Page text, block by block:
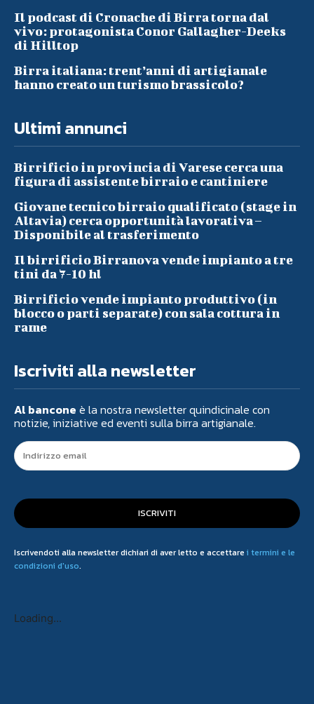
Il podcast di Cronache di Birra torna dal
vivo: protagonista Conor Gallagher-Deeks
di Hilltop
Birra italiana: trent’anni di artigianale
hanno creato un turismo brassicolo?
Ultimi annunci
Birrificio in provincia di Varese cerca una
figura di assistente birraio e cantiniere
Giovane tecnico birraio qualificato (stage in
Altavia) cerca opportunità lavorativa –
Disponibile al trasferimento
Il birrificio Birranova vende impianto a tre
tini da 7-10 hl
Birrificio vende impianto produttivo (in
blocco o parti separate) con sala cottura in
rame
Iscriviti alla newsletter
Al bancone è la nostra newsletter quindicinale con
notizie, iniziative ed eventi sulla birra artigianale.
ISCRIVITI
Iscrivendoti alla newsletter dichiari di aver letto e accettare i termini e le
condizioni d'uso.
Loading...